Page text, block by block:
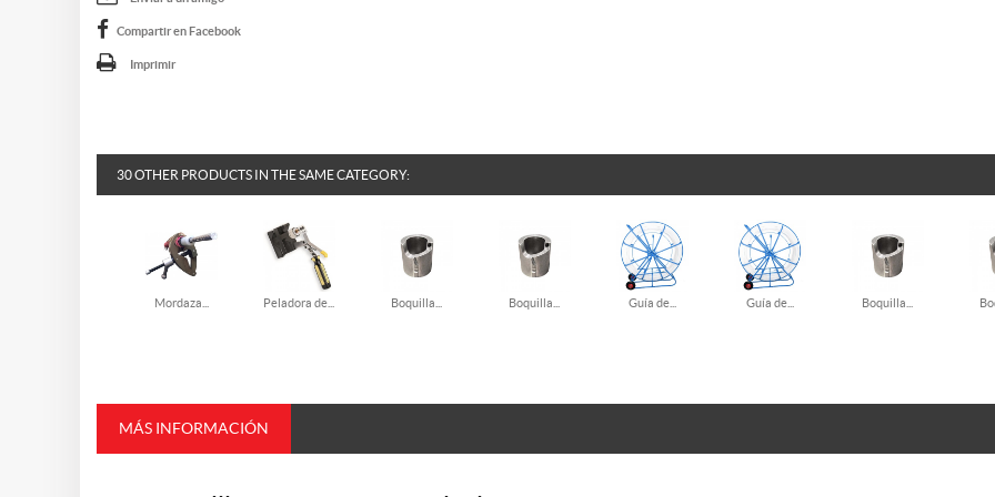
Compartir en Facebook
Imprimir
30 OTHER PRODUCTS IN THE SAME CATEGORY:
Mordaza... Peladora de... Boquilla... Boquilla... Guía de... Guía de... Boquilla...
MÁS INFORMACIÓN